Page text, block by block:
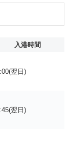
入港時間
翌日)
翌日)